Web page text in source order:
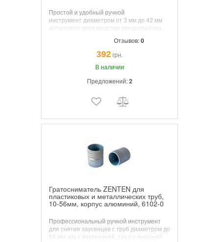
Простой и удобный ручной
инструмент диаметром от 3 мм до 42 мм
испанского производства предназначен
кромок медных, латунных, алюминиевых,
стальных и пластиковых труб Грат — (нем.
grat) излишки металла, остающиеся на
кромках изделий после какого-либо,
Отзывов:0
392грн.
В наличии
Предложений:2
Гратосниматель ZENTEN для
пластиковых и металлических труб,
10-56мм, корпус алюминий, 6102-0
Профессиональный ручной инструмент
для снятия заусенцев с труб диаметром до
56 мм, как с внутренней, так и с внешней